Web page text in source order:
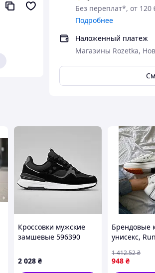
Без переплат*, от 120
Подробнее
Наложенный платеж
Магазины Rozetka,
Кроссовки мужские
замшевые 596390
2 028 ₴
Брендовые
унисекс,
948 ₴
1 412.52₴